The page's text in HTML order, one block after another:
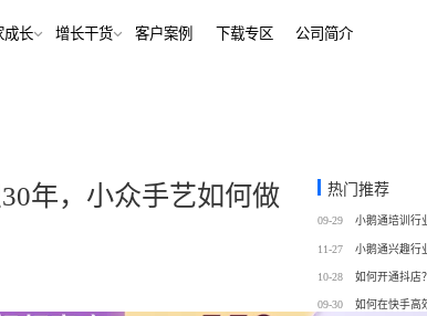
，流量沉
私域运营
私域增长利器，助力私域获客/培育/
经营全链路数据洞察，公域私域打
金融 培训机构私域销转一站式解决方案
考公考研、专升本、出国留学等一
业定制 商家成长
帮助中心
增长干货 客户案例
年，小众手艺如何做
热门推荐
09-29
11-27
10-28
09-30